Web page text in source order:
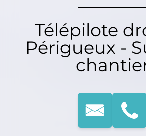
Télépilote
Périgueux -